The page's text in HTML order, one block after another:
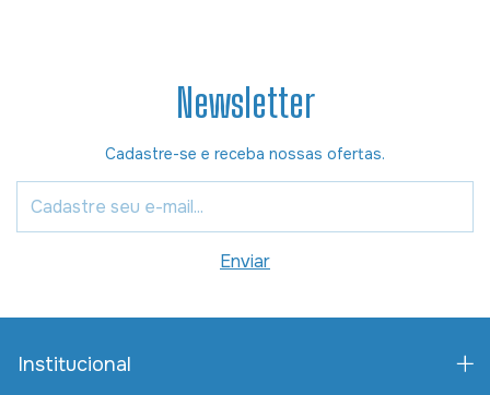
Newsletter
Cadastre-se e receba nossas ofertas.
Institucional